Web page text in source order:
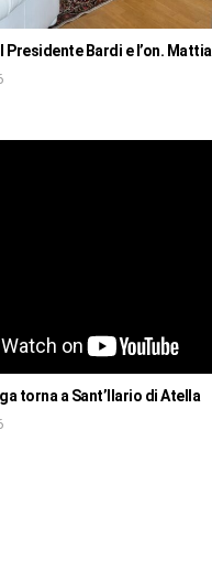
Bardi e l’on. Mattia
torna a Sant’Ilario di Atella